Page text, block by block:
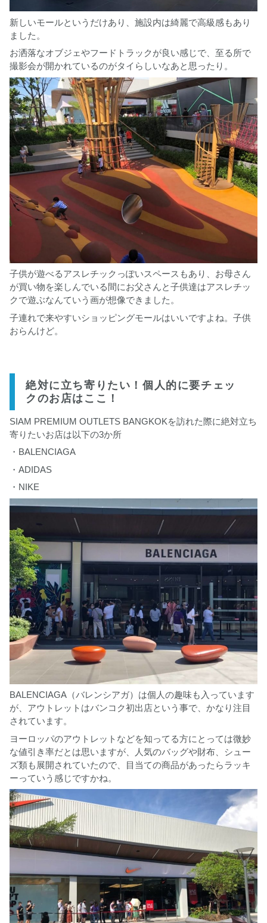
新しいモールというだけあり、施設内は綺麗で高級感もあり
ました。
お洒落なオブジェやフードトラックが良い感じで、至る所で
撮影会が開かれているのがタイらしいなあと思ったり。
子供が遊べるアスレチックっぽいスペースもあり、お母さん
が買い物を楽しんでいる間にお父さんと子供達はアスレチッ
クで遊ぶなんていう画が想像できました。
子連れで来やすいショッピングモールはいいですよね。子供
おらんけど。
絶対に立ち寄りたい！個人的に要チェッ
クのお店はここ！
SIAM PREMIUM OUTLETS BANGKOKを訪れた際に絶対立ち
寄りたいお店は以下の3か所
・BALENCIAGA
・ADIDAS
・NIKE
BALENCIAGA（バレンシアガ）は個人の趣味も入っています
が、アウトレットはバンコク初出店という事で、かなり注目
されています。
ヨーロッパのアウトレットなどを知ってる方にとっては微妙
な値引き率だとは思いますが、人気のバッグや財布、シュー
ズ類も展開されていたので、目当ての商品があったらラッキ
ーっていう感じですかね。